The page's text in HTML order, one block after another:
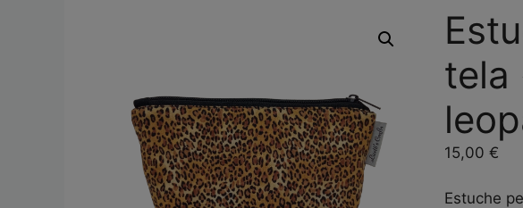
tela
15,00 €
Estuche